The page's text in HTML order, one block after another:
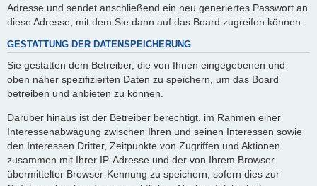
Adresse und sendet anschließend ein neu generiertes Passwort an
diese Adresse, mit dem Sie dann auf das Board zugreifen können.
GESTATTUNG DER DATENSPEICHERUNG
Sie gestatten dem Betreiber, die von Ihnen eingegebenen und
oben näher spezifizierten Daten zu speichern, um das Board
betreiben und anbieten zu können.
Darüber hinaus ist der Betreiber berechtigt, im Rahmen einer
Interessenabwägung zwischen Ihren und seinen Interessen sowie
den Interessen Dritter, Zeitpunkte von Zugriffen und Aktionen
zusammen mit Ihrer IP-Adresse und der von Ihrem Browser
übermittelter Browser-Kennung zu speichern, sofern dies zur